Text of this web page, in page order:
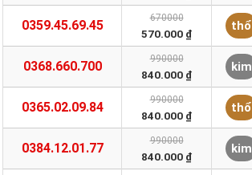
0359.45.69.45 670000
570.000 ₫
thổ
0368.660.700 990000
840.000 ₫
kim
0365.02.09.84 990000
840.000 ₫
thổ
0384.12.01.77 990000
840.000 ₫
kim